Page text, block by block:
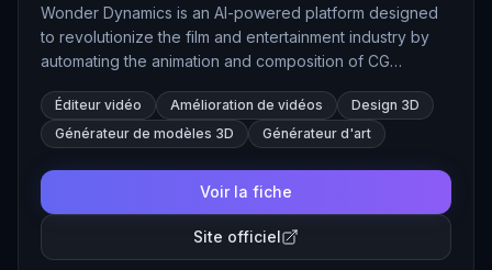
Wonder Dynamics is an AI-powered platform designed
to revolutionize the film and entertainment industry by
automating the animation and composition of CG
workflows by handling complex tasks like motion
capture, lighting, and composition, making high-quality
Éditeur vidéo Amélioration de vidéos
Design 3D
Générateur de modèles 3D
Générateur d'art
Voir la fiche
Site officiel